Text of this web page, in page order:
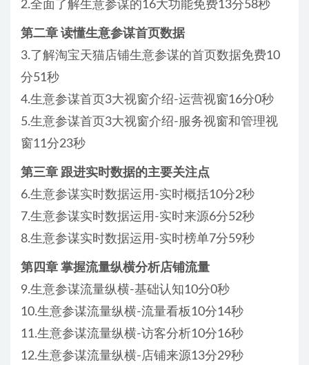
2.全面了解生意参谋的16大功能免费13分58秒
第二章 读懂生意参谋首页数据
3.了解淘宝天猫店铺生意参谋的首页数据免费10
分51秒
4.生意参谋首页3大视窗介绍-运营视窗16分0秒
5.生意参谋首页3大视窗介绍-服务视窗和管理视
窗11分23秒
第三章 跟进实时数据的主要关注点
6.生意参谋实时数据运用-实时概括10分2秒
7.生意参谋实时数据运用-实时来源6分52秒
8.生意参谋实时数据运用-实时榜单7分59秒
第四章 掌握流量纵横分析店铺流量
9.生意参谋流量纵横-基础认知10分0秒
10.生意参谋流量纵横-流量看板10分14秒
11.生意参谋流量纵横-访客分析10分16秒
12.生意参谋流量纵横-店铺来源13分29秒